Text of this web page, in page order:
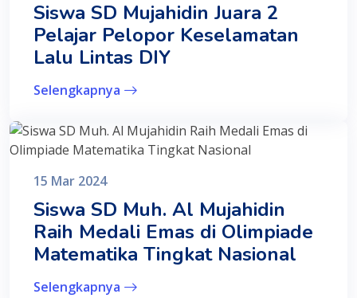
Siswa SD Mujahidin Juara 2
Pelajar Pelopor Keselamatan
Lalu Lintas DIY
Selengkapnya
15 Mar 2024
Siswa SD Muh. Al Mujahidin
Raih Medali Emas di Olimpiade
Matematika Tingkat Nasional
Selengkapnya